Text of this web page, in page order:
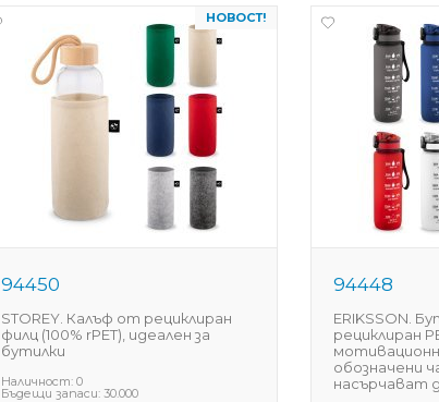
НОВОСТ!
94450
STOREY. Калъф от рециклиран
филц (100% rPET), идеален за
бутилки
Наличност: 0
Бъдещи запаси: 30.000
94448
ERIKSSON.
рециклиран
обозначени
насърчават